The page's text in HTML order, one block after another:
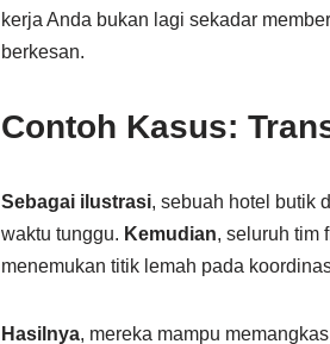
kerja Anda bukan lagi sekadar
berkesan.
Contoh Kasus:
Sebagai ilustrasi, sebuah hotel butik
waktu tunggu. Kemudian, seluruh tim
menemukan titik lemah pada
Hasilnya, mereka mampu